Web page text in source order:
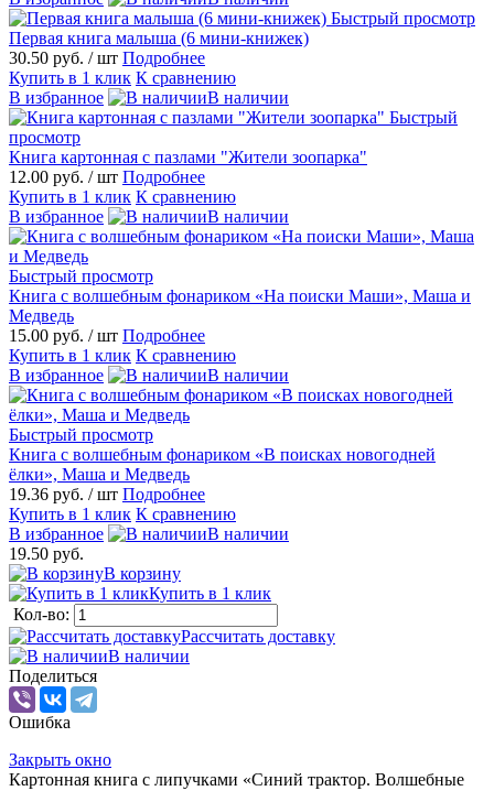
Быстрый просмотр
Первая книга малыша (6 мини-книжек)
30.50 руб. / шт Подробнее
Купить в 1 клик К сравнению
В избранное
В наличии
Быстрый
просмотр
Книга картонная с пазлами "Жители зоопарка"
12.00 руб. / шт Подробнее
Купить в 1 клик К сравнению
В избранное
В наличии
Быстрый просмотр
Книга с волшебным фонариком «На поиски Маши», Маша и
Медведь
15.00 руб. / шт Подробнее
Купить в 1 клик К сравнению
В избранное
В наличии
Быстрый просмотр
Книга с волшебным фонариком «В поисках новогодней
ёлки», Маша и Медведь
19.36 руб. / шт Подробнее
Купить в 1 клик К сравнению
В избранное
В наличии
19.50 руб.
В корзину
Купить в 1 клик
Кол-во:
Рассчитать доставку
В наличии
Поделиться
Ошибка
Закрыть окно
Картонная книга с липучками «Синий трактор. Волшебные